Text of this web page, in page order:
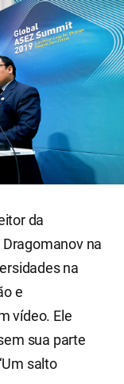
da
na
na
e
vídeo. Ele
sua parte
salto